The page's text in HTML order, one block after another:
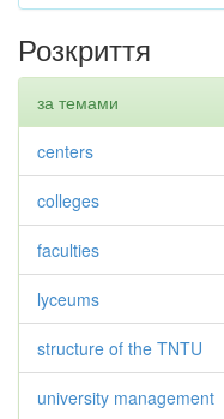
Розкриття
за темами
centers
colleges
faculties
lyceums
structure of the TNTU
university management